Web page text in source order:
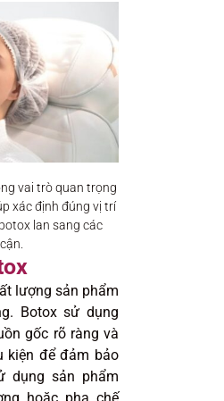
vai trò quan trọng
xác định đúng vị trí
lan sang các
lượng sản phẩm
Botox sử dụng
gốc rõ ràng và
kiện để đảm bảo
dụng sản phẩm